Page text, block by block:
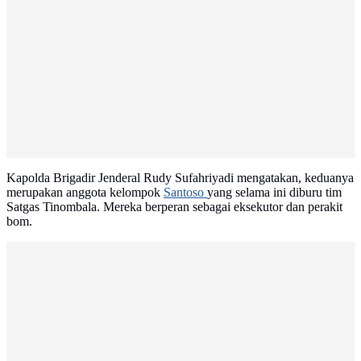
Kapolda Brigadir Jenderal Rudy Sufahriyadi mengatakan, keduanya
merupakan anggota kelompok Santoso yang selama ini diburu tim
Satgas Tinombala. Mereka berperan sebagai eksekutor dan perakit
bom.